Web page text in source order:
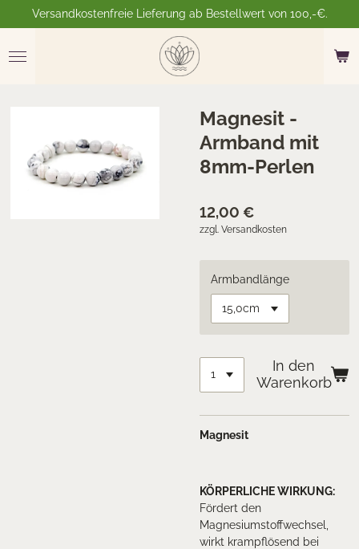
Hauptinhalt
springen
Versandkostenfreie Lieferung ab Bestellwert von 100,-€.
Magnesit -
Armband mit
8mm-Perlen
12,00 €
zzgl. Versandkosten
Armbandlänge
In den
Warenkorb
Magnesit
KÖRPERLICHE WIRKUNG:
Fördert den
Magnesiumstoffwechsel,
wirkt krampflösend bei